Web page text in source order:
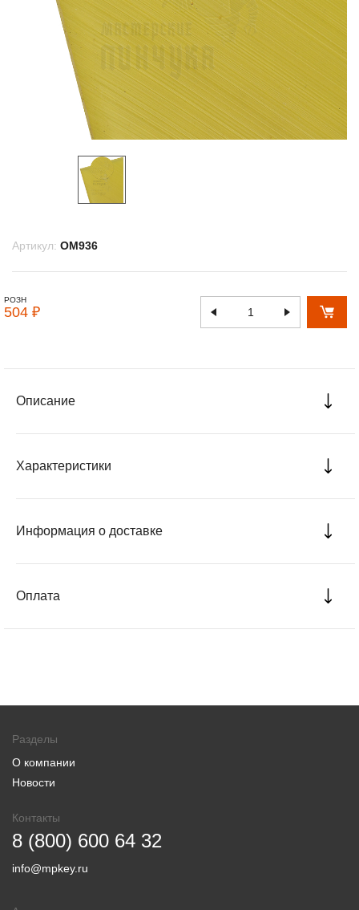
Артикул: OM936
РОЗН
504 ₽
Описание
Характеристики
Информация о доставке
Оплата
Разделы
О компании
Новости
Контакты
8 (800) 600 64 32
info@mpkey.ru